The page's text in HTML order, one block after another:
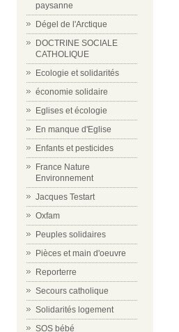
paysanne
Dégel de l'Arctique
DOCTRINE SOCIALE
CATHOLIQUE
Ecologie et solidarités
économie solidaire
Eglises et écologie
En manque d'Eglise
Enfants et pesticides
France Nature
Environnement
Jacques Testart
Oxfam
Peuples solidaires
Pièces et main d'oeuvre
Reporterre
Secours catholique
Solidarités logement
SOS bébé